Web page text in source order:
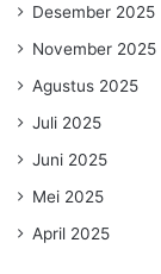
Desember 2025
November 2025
Agustus 2025
Juli 2025
Juni 2025
Mei 2025
April 2025